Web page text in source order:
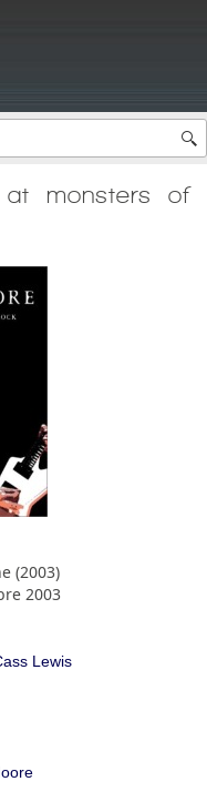
at monsters of
(2003)
2003
Lewis